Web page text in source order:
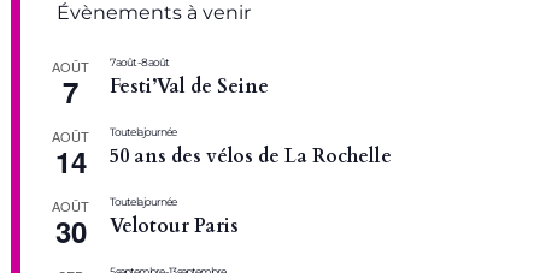
Évènements à venir
AOÛT
7
7 août-8 août
Festi’Val de Seine
AOÛT
14
Toute la journée
50 ans des vélos de La Rochelle
AOÛT
30
Toute la journée
Velotour Paris